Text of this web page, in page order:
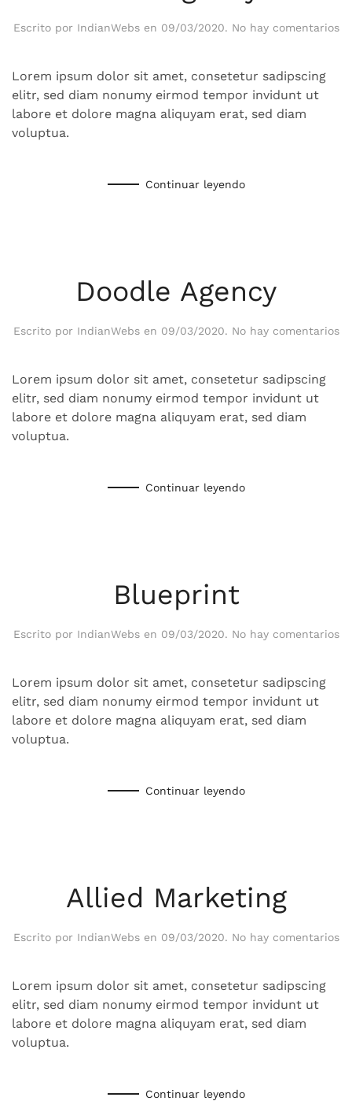
Escrito por IndianWebsen 09/03/2020. No hay comentariosen
Lorem ipsum dolor sit amet, consetetur sadipscing
elitr, sed diam nonumy eirmod tempor invidunt ut
labore et dolore magna aliquyam erat, sed diam
voluptua.
Continuar leyendo
Doodle Agency
Escrito por IndianWebsen 09/03/2020. No hay comentariosen
Lorem ipsum dolor sit amet, consetetur sadipscing
elitr, sed diam nonumy eirmod tempor invidunt ut
labore et dolore magna aliquyam erat, sed diam
voluptua.
Continuar leyendo
Blueprint
Escrito por IndianWebsen 09/03/2020. No hay comentariosen
Lorem ipsum dolor sit amet, consetetur sadipscing
elitr, sed diam nonumy eirmod tempor invidunt ut
labore et dolore magna aliquyam erat, sed diam
voluptua.
Continuar leyendo
Allied Marketing
Escrito por IndianWebsen 09/03/2020. No hay comentariosen
Lorem ipsum dolor sit amet, consetetur sadipscing
elitr, sed diam nonumy eirmod tempor invidunt ut
labore et dolore magna aliquyam erat, sed diam
voluptua.
Continuar leyendo